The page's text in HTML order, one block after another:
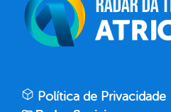
Política de Privacidade